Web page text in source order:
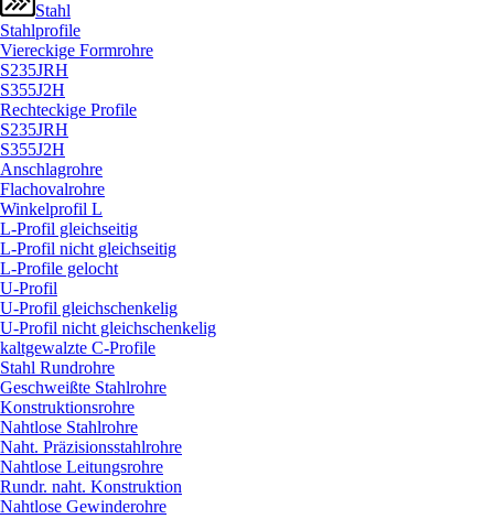
Stahl
Stahlprofile
Viereckige Formrohre
S235JRH
S355J2H
Rechteckige Profile
S235JRH
S355J2H
Anschlagrohre
Flachovalrohre
Winkelprofil L
L-Profil gleichseitig
L-Profil nicht gleichseitig
L-Profile gelocht
U-Profil
U-Profil gleichschenkelig
U-Profil nicht gleichschenkelig
kaltgewalzte C-Profile
Stahl Rundrohre
Geschweißte Stahlrohre
Konstruktionsrohre
Nahtlose Stahlrohre
Naht. Präzisionsstahlrohre
Nahtlose Leitungsrohre
Rundr. naht. Konstruktion
Nahtlose Gewinderohre